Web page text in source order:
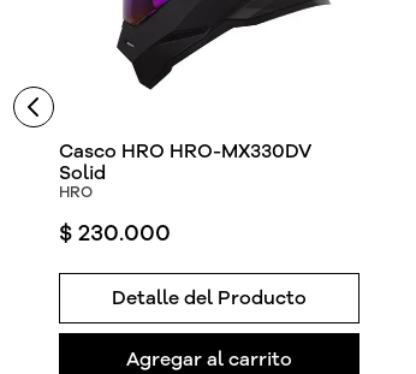
Casco HRO HRO-MX330DV
Solid
HRO
$ 230.000
Detalle del Producto
Agregar al carrito